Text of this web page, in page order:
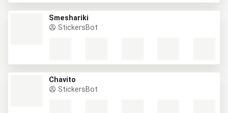
Smeshariki
StickersBot
Chavito
StickersBot